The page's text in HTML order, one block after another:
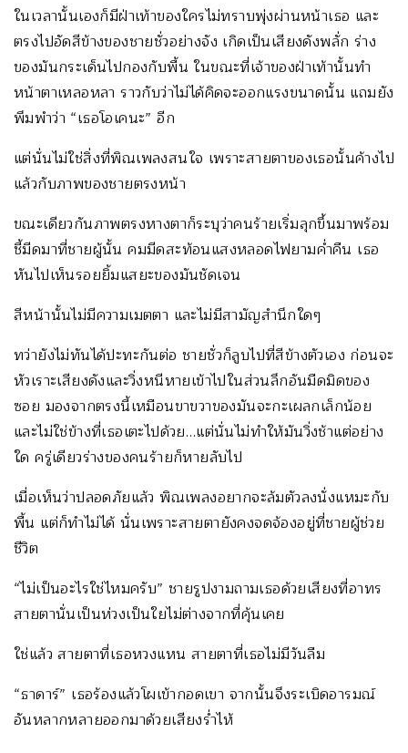
ในเวลานั้นเองก็มีฝ่าเท้าของใครไม่ทราบพุ่งผ่านหน้าเธอ และ
ตรงไปอัดสีข้างของชายชั่วอย่างจัง เกิดเป็นเสียงดังพลั่ก ร่าง
ของมันกระเด็นไปกองกับพื้น ในขณะที่เจ้าของฝ่าเท้านั้นทำ
หน้าตาเหลอหลา ราวกับว่าไม่ได้คิดจะออกแรงขนาดนั้น แถมยัง
พึมพำว่า “เธอโอเคนะ” อีก
แต่นั่นไม่ใช่สิ่งที่พิณเพลงสนใจ เพราะสายตาของเธอนั้นค้างไป
แล้วกับภาพของชายตรงหน้า
ขณะเดียวกันภาพตรงหางตาก็ระบุว่าคนร้ายเริ่มลุกขึ้นมาพร้อม
ชี้มีดมาที่ชายผู้นั้น คมมีดสะท้อนแสงหลอดไฟยามค่ำคืน เธอ
หันไปเห็นรอยยิ้มแสยะของมันชัดเจน
สีหน้านั้นไม่มีความเมตตา และไม่มีสามัญสำนึกใดๆ
ทว่ายังไม่ทันได้ปะทะกันต่อ ชายชั่วก็ลูบไปที่สีข้างตัวเอง ก่อนจะ
หัวเราะเสียงดังและวิ่งหนีหายเข้าไปในส่วนลึกอันมืดมิดของ
ซอย มองจากตรงนี้เหมือนขาขวาของมันจะกะเผลกเล็กน้อย
และไม่ใช่ข้างที่เธอเตะไปด้วย…แต่นั่นไม่ทำให้มันวิ่งช้าแต่อย่าง
ใด ครู่เดียวร่างของคนร้ายก็หายลับไป
เมื่อเห็นว่าปลอดภัยแล้ว พิณเพลงอยากจะล้มตัวลงนั่งแหมะกับ
พื้น แต่ก็ทำไม่ได้ นั่นเพราะสายตายังคงจดจ้องอยู่ที่ชายผู้ช่วย
ชีวิต
“ไม่เป็นอะไรใช่ไหมครับ” ชายรูปงามถามเธอด้วยเสียงที่อาทร
สายตานั่นเป็นห่วงเป็นใยไม่ต่างจากที่คุ้นเคย
ใช่แล้ว สายตาที่เธอหวงแหน สายตาที่เธอไม่มีวันลืม
“ธาดาร์” เธอร้องแล้วโผเข้ากอดเขา จากนั้นจึงระเบิดอารมณ์
อันหลากหลายออกมาด้วยเสียงร่ำไห้